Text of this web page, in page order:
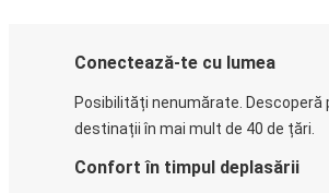
Conectează-te cu lumea
Posibilități nenumărate. Descoperă
destinații în mai mult de 40 de țări.
Confort în timpul deplasării